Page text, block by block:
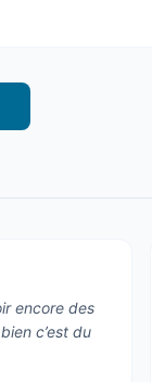
encore des
c’est du